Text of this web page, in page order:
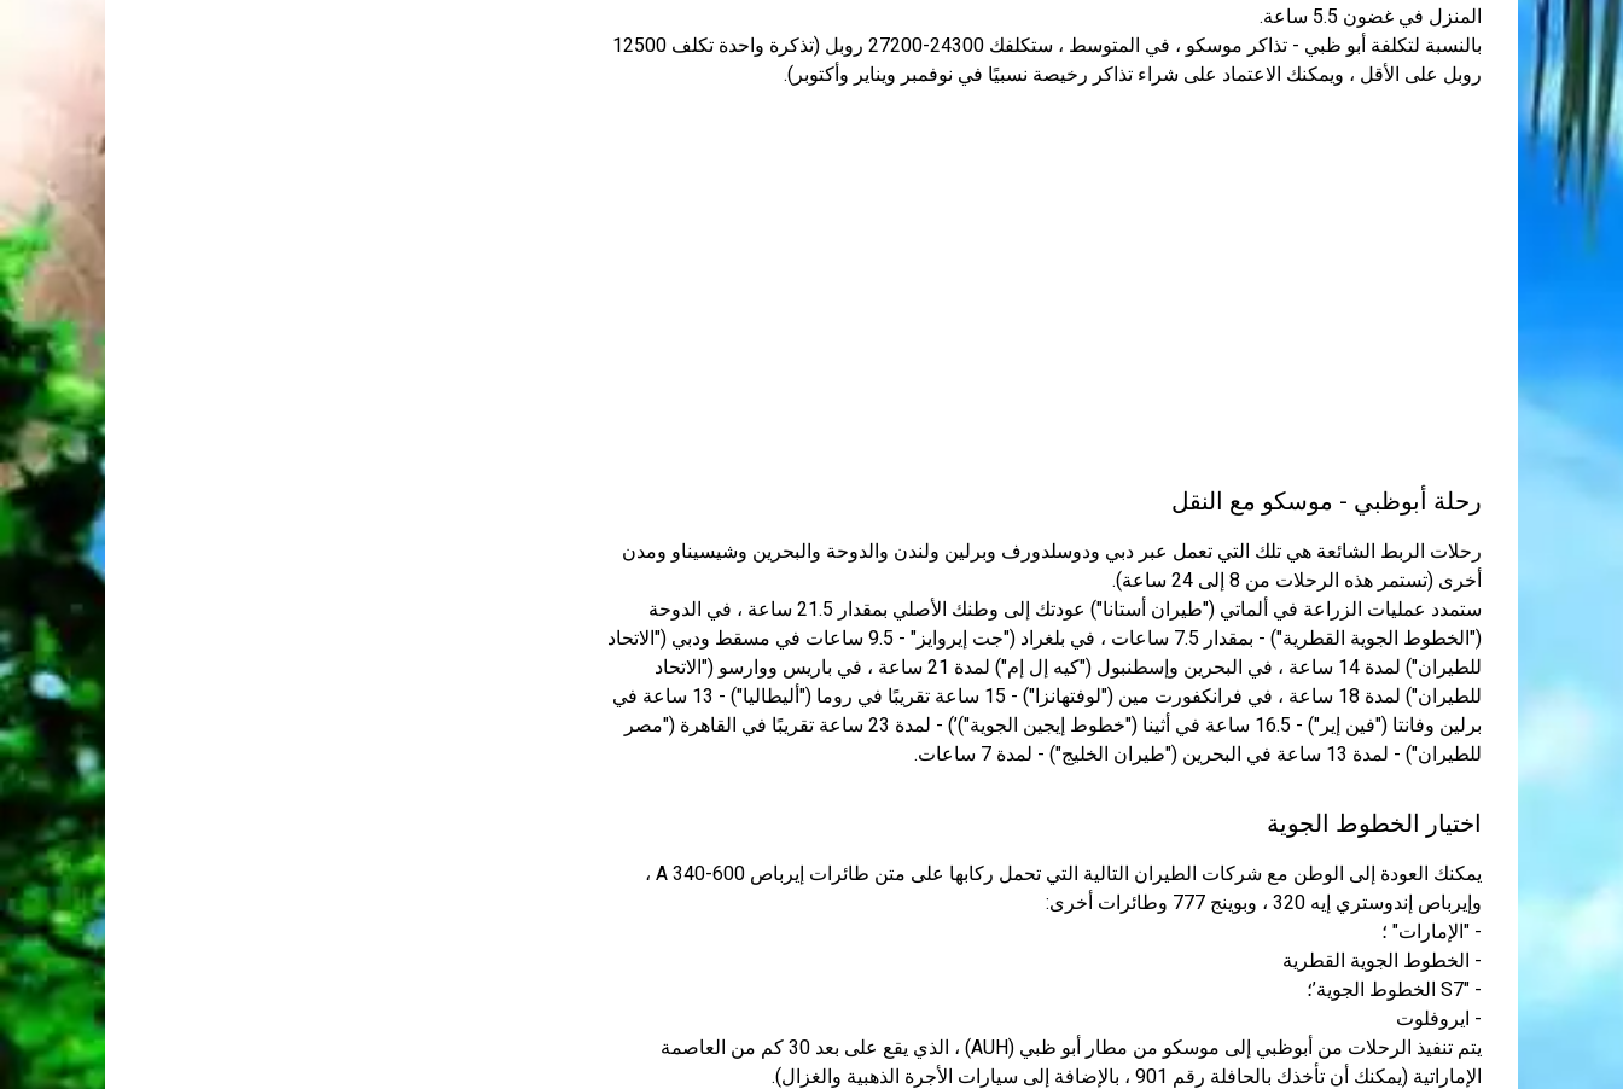
المنزل في غضون 5.5 ساعة.
بالنسبة لتكلفة أبو ظبي - تذاكر موسكو ، في المتوسط ​​، ستكلفك 24300-27200 روبل (تذكرة واحدة تكلف 12500
روبل على الأقل ، ويمكنك الاعتماد على شراء تذاكر رخيصة نسبيًا في نوفمبر ويناير وأكتوبر).
رحلة أبوظبي - موسكو مع النقل
رحلات الربط الشائعة هي تلك التي تعمل عبر دبي ودوسلدورف وبرلين ولندن والدوحة والبحرين وشيسيناو ومدن
أخرى (تستمر هذه الرحلات من 8 إلى 24 ساعة).
ستمدد عمليات الزراعة في ألماتي ("طيران أستانا") عودتك إلى وطنك الأصلي بمقدار 21.5 ساعة ، في الدوحة
("الخطوط الجوية القطرية") - بمقدار 7.5 ساعات ، في بلغراد ("جت إيروايز" - 9.5 ساعات في مسقط ودبي ("الاتحاد
للطيران") لمدة 14 ساعة ، في البحرين وإسطنبول ("كيه إل إم") لمدة 21 ساعة ، في باريس ووارسو ("الاتحاد
للطيران") لمدة 18 ساعة ، في فرانكفورت مين ("لوفتهانزا") - 15 ساعة تقريبًا في روما ("أليطاليا") - 13 ساعة في
برلين وفانتا ("فين إير") - 16.5 ساعة في أثينا ("خطوط إيجين الجوية")’) - لمدة 23 ساعة تقريبًا في القاهرة ("مصر
للطيران") - لمدة 13 ساعة في البحرين ("طيران الخليج") - لمدة 7 ساعات.
اختيار الخطوط الجوية
يمكنك العودة إلى الوطن مع شركات الطيران التالية التي تحمل ركابها على متن طائرات إيرباص A 340-600 ،
وإيرباص إندوستري إيه 320 ، وبوينج 777 وطائرات أخرى:
- "الإمارات" ؛
- الخطوط الجوية القطرية
- "S7 الخطوط الجوية’؛
- ايروفلوت
يتم تنفيذ الرحلات من أبوظبي إلى موسكو من مطار أبو ظبي (AUH) ، الذي يقع على بعد 30 كم من العاصمة
الإماراتية (يمكنك أن تأخذك بالحافلة رقم 901 ، بالإضافة إلى سيارات الأجرة الذهبية والغزال).